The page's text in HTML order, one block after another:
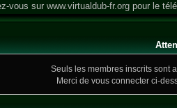
vous surwww.virtualdub-fr.org pour le
Seuls les membres inscrits sont
Merci de vous connecter ci-